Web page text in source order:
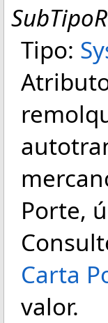
Tipo:
Porte,
Carta
valor.